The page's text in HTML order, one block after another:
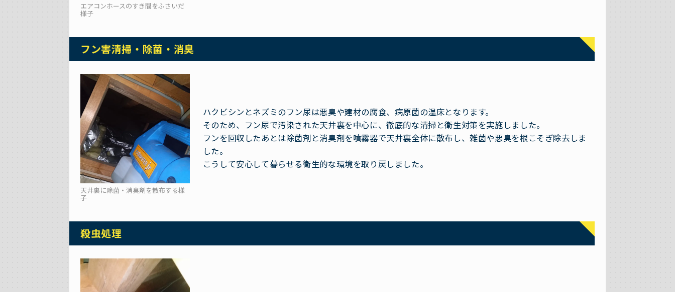
エアコンホースのすき間をふさいだ
様子
フン害清掃・除菌・消臭
天井裏に除菌・消臭剤を散布する様
子
ハクビシンとネズミのフン尿は悪臭や建材の腐食、病原菌の温床となります。
そのため、フン尿で汚染された天井裏を中心に、徹底的な清掃と衛生対策を実施しました。
フンを回収したあとは除菌剤と消臭剤を噴霧器で天井裏全体に散布し、雑菌や悪臭を根こそぎ除去しま
した。
こうして安心して暮らせる衛生的な環境を取り戻しました。
殺虫処理